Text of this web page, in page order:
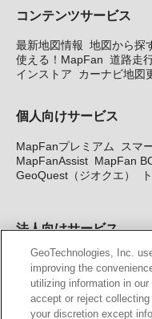
コンテンツサービス
最新地図情報 地図から探
使える！MapFan 道路走
インストア
カーナビ地図
個人向けサービス
MapFanプレミアム
スマ
MapFanAssist MapFan
GeoQuest（ジオクエ）
法人向けサービス
法人向け地図・位置情報
図API Windows PC向け
サービス
MAP WORLD+
GeoTechnologies, Inc.
improving the
utilizing information in
accept or reject
your discretion except